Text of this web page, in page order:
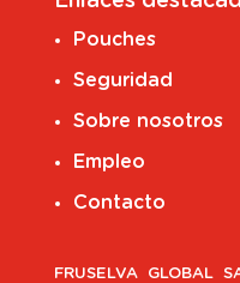
Pouches
Seguridad
Sobre nosotros
Empleo
Contacto
FRUSELVA GLOBAL